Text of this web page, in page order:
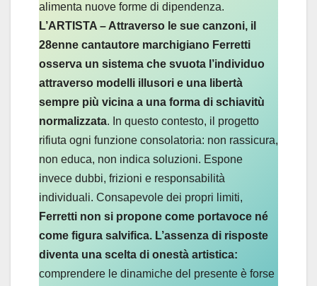
alimenta nuove forme di dipendenza.
L’ARTISTA – Attraverso le sue canzoni, il
28enne cantautore marchigiano Ferretti
osserva un sistema che svuota l’individuo
attraverso modelli illusori e una libertà
sempre più vicina a una forma di schiavitù
normalizzata. In questo contesto, il progetto
rifiuta ogni funzione consolatoria: non rassicura,
non educa, non indica soluzioni. Espone
invece dubbi, frizioni e responsabilità
individuali. Consapevole dei propri limiti,
Ferretti non si propone come portavoce né
come figura salvifica. L’assenza di risposte
diventa una scelta di onestà artistica:
comprendere le dinamiche del presente è forse